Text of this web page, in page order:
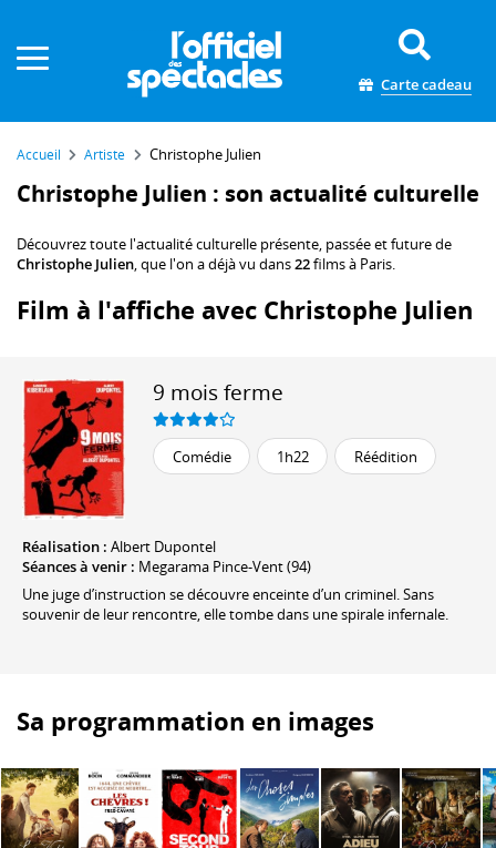
Carte cadeau
Accueil Artiste Christophe Julien
Christophe Julien : son actualité culturelle
Découvrez toute l'actualité culturelle présente, passée et future de
Christophe Julien, que l'on a déjà vu dans22films à Paris.
Film à l'affiche avec Christophe Julien
9 mois ferme
Comédie 1h22 Réédition
Réalisation : Albert Dupontel
Séances à venir : Megarama Pince-Vent (94)
Une juge d’instruction se découvre enceinte d’un criminel. Sans
souvenir de leur rencontre, elle tombe dans une spirale infernale.
Sa programmation en images